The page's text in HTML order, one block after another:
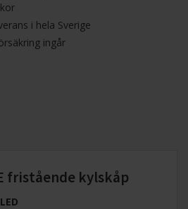
i hela Sverige
ingår
fristående kylskåp